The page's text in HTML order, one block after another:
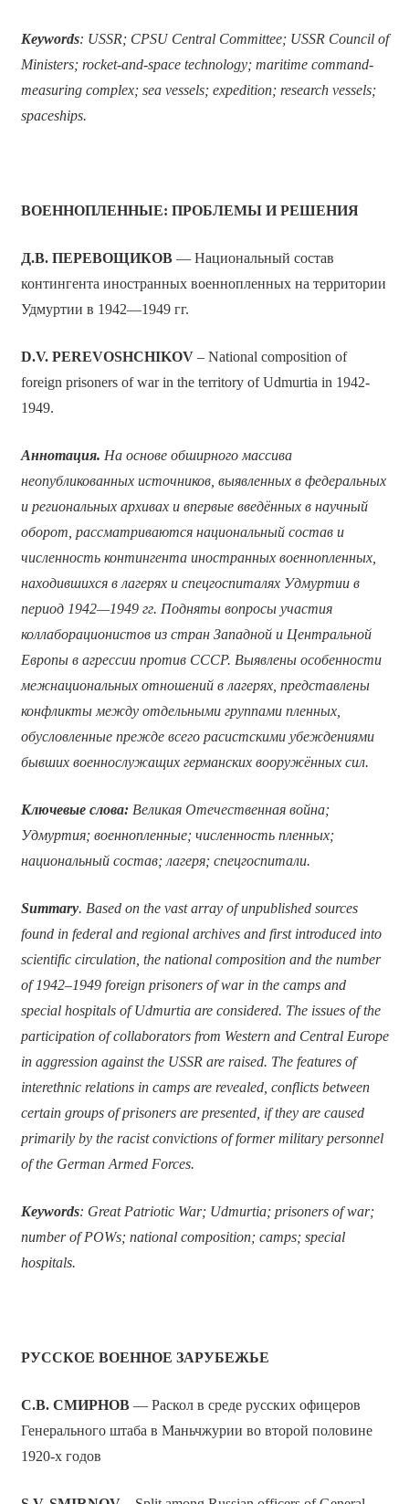
Keywords: USSR; CPSU Central Committee; USSR Council of
Ministers; rocket-and-space technology; maritime command-
measuring complex; sea vessels; expedition; research vessels;
spaceships.
ВОЕННОПЛЕННЫЕ: ПРОБЛЕМЫ И РЕШЕНИЯ
Д.В. ПЕРЕВОЩИКОВ— Национальный состав
контингента иностранных военнопленных на территории
Удмуртии в 1942—1949 гг.
D.V. PEREVOSHCHIKOV– National composition of
foreign prisoners of war in the territory of Udmurtia in 1942-
1949.
Аннотация. На основе обширного массива
неопубликованных источников, выявленных в федеральных
и региональных архивах и впервые введённых в научный
оборот, рассматриваются национальный состав и
численность контингента иностранных военнопленных,
находившихся в лагерях и спецгоспиталях Удмуртии в
период 1942—1949 гг. Подняты вопросы участия
коллаборационистов из стран Западной и Центральной
Европы в агрессии против СССР. Выявлены особенности
межнациональных отношений в лагерях, представлены
конфликты между отдельными группами пленных,
обусловленные прежде всего расистскими убеждениями
бывших военнослужащих германских вооружённых сил.
Ключевые слова: Великая Отечественная война;
Удмуртия; военнопленные; численность пленных;
национальный состав; лагеря; спецгоспитали.
Summary. Based on the vast array of unpublished sources
found in federal and regional archives and first introduced into
scientific circulation, the national composition and the number
of 1942–1949 foreign prisoners of war in the camps and
special hospitals of Udmurtia are considered. The issues of the
participation of collaborators from Western and Central Europe
in aggression against the USSR are raised. The features of
interethnic relations in camps are revealed, conflicts between
certain groups of prisoners are presented, if they are caused
primarily by the racist convictions of former military personnel
of the German Armed Forces.
Keywords: Great Patriotic War; Udmurtia; prisoners of war;
number of POWs; national composition; camps; special
hospitals.
РУССКОЕ ВОЕННОЕ ЗАРУБЕЖЬЕ
С.В. СМИРНОВ— Раскол в среде русских офицеров
Генерального штаба в Маньчжурии во второй половине
1920-х годов